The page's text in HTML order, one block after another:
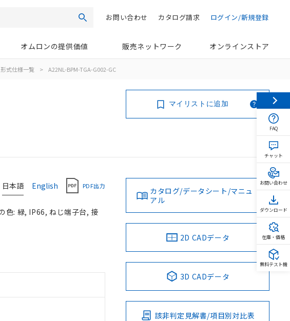
検索 ログイン/新規登録
カタログ請求
お問い合わせ
オムロンの提供価値 販売ネットワーク オンラインストア
形式仕様一覧 > A22NL-BPM-TGA-G002-GC
マイリストに追加
日本語 English PDF出力
色: 緑, IP66, ねじ端子台, 接
カタログ/データシート/マニュ
アル
2D CADデータ
3D CADデータ
該非判定見解書/項目別対比表
FAQ
チャット
お問い合わせ
ダウンロード
在庫・価格
無料テスト機